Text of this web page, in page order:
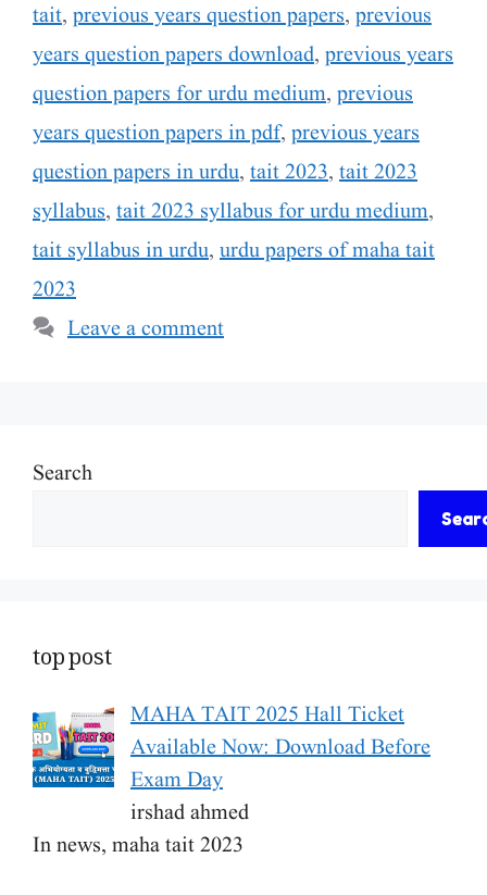
tait, previous years question papers, previous
years question papers download, previous years
question papers for urdu medium, previous
years question papers in pdf, previous years
question papers in urdu, tait 2023, tait 2023
syllabus, tait 2023 syllabus for urdu medium,
tait syllabus in urdu, urdu papers of maha tait
2023
Leave a comment
Search
top post
MAHA TAIT 2025 Hall Ticket
Available Now: Download Before
Exam Day
irshad ahmed
In news, maha tait 2023